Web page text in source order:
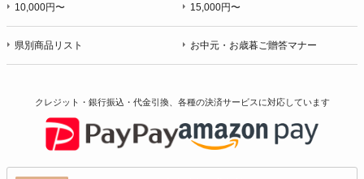
10,000円〜 15,000円〜
県別商品リスト お中元・お歳暮ご贈答マナー
クレジット・銀行振込・代金引換、各種の決済サービスに対応しています